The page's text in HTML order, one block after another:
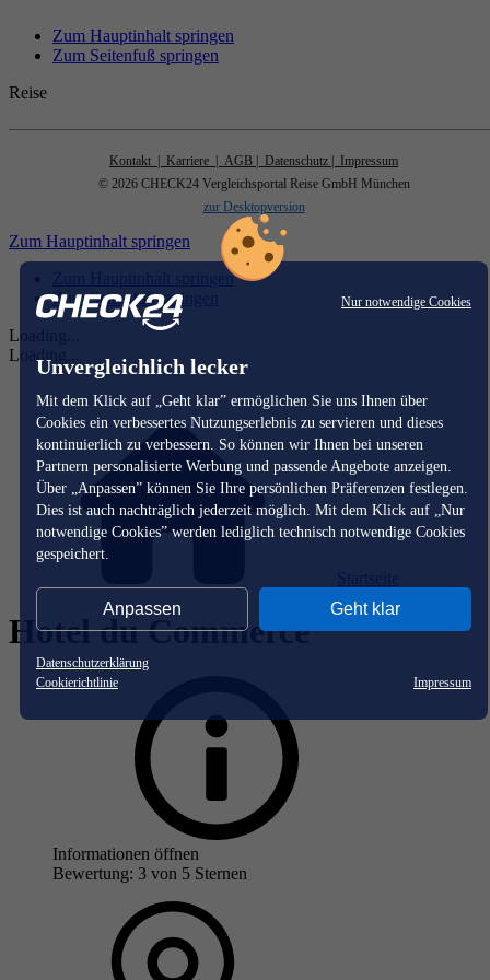
Nur notwendige Cookies
Unvergleichlich lecker
Mit dem Klick auf „Geht klar” ermöglichen Sie uns Ihnen über
Cookies ein verbessertes Nutzungserlebnis zu servieren und dieses
kontinuierlich zu verbessern. So können wir Ihnen bei unseren
Partnern personalisierte Werbung und passende Angebote anzeigen.
Über „Anpassen” können Sie Ihre persönlichen Präferenzen festlegen.
Dies ist auch nachträglich jederzeit möglich. Mit dem Klick auf „Nur
notwendige Cookies” werden lediglich technisch notwendige Cookies
gespeichert.
Anpassen Geht klar
Datenschutzerklärung
Cookierichtlinie
Impressum
Zum Hauptinhalt springen
Zum Seitenfuß springen
Reise
Kontakt | Karriere | AGB | Datenschutz
| Impressum
© 2026 CHECK24 Vergleichsportal Reise GmbH München
zur Desktopversion
Zum Hauptinhalt springen
Zum Hauptinhalt springen
Zum Seitenfuß springen
Loading...
Loading...
Hotel du Commerce
Informationen öffnen
Bewertung: 3 von 5 Sternen